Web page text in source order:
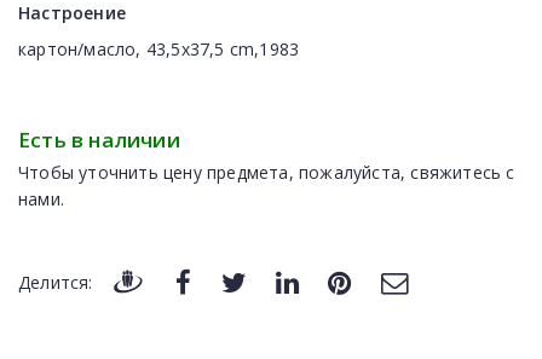
Настроение
картон/масло, 43,5x37,5 cm,1983
Есть в наличии
Чтобы уточнить цену предмета, пожалуйста, свяжитесь с
нами.
Делится: